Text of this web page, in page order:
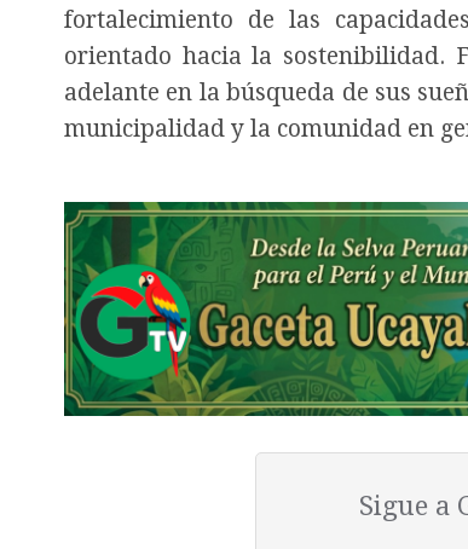
fortalecimiento de las
orientado hacia la sostenibilidad.
adelante en la búsqueda de sus
municipalidad y la comunidad en
Sigue a